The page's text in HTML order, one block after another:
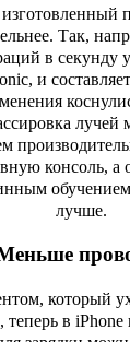
Так,
в секунду
и
лучей
консоль, а
лучше.
который
в iPhone